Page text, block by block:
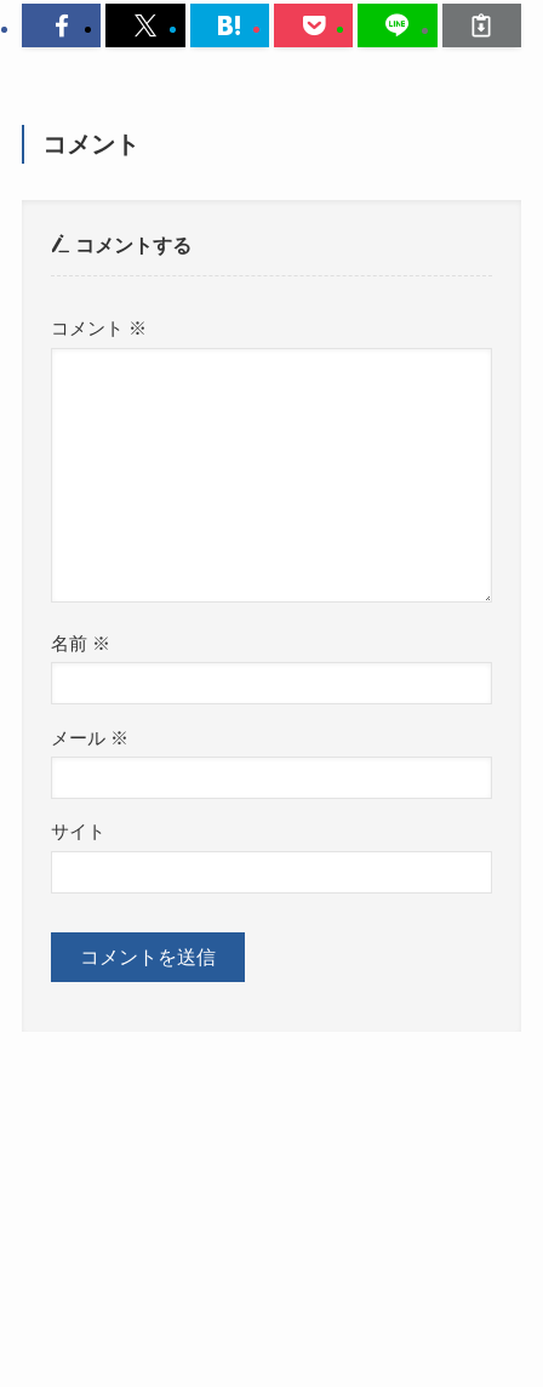
コメント
コメントする
コメント ※
名前 ※
メール ※
サイト